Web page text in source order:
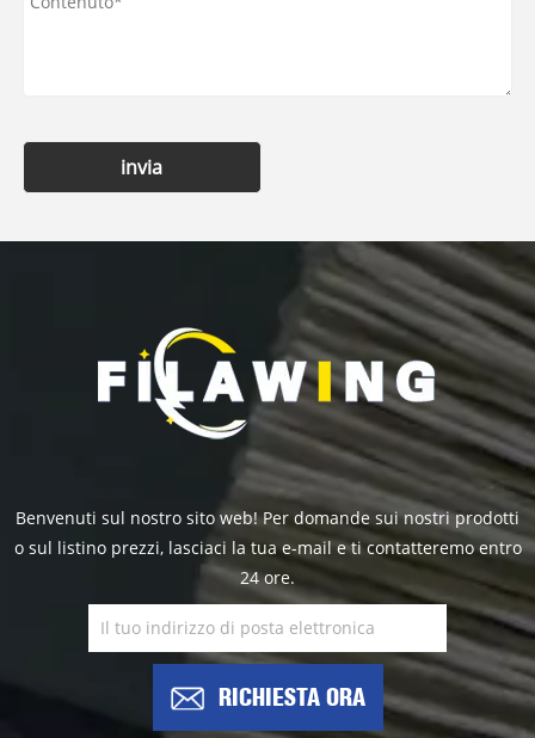
invia
Benvenuti sul nostro sito web! Per domande sui nostri prodotti
o sul listino prezzi, lasciaci la tua e-mail e ti contatteremo entro
24 ore.
RICHIESTA ORA